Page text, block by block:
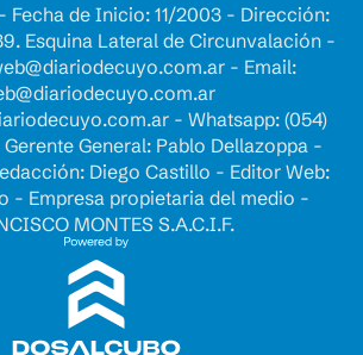
Fecha de Inicio: 11/2003 - Dirección:
Esquina Lateral de Circunvalación -
- Email:
- Whatsapp: (054)
General: Pablo Dellazoppa -
Diego Castillo - Editor Web:
- Empresa propietaria del medio -
MONTES S.A.C.I.F.